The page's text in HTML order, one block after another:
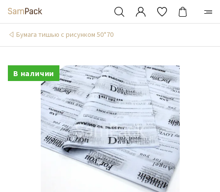
Бумага тишью с рисунком 50*70
В наличии